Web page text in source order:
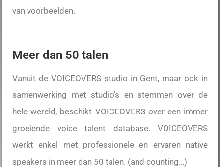
van voorbeelden.
Meer dan 50 talen
Vanuit de VOICEOVERS studio in Gent, maar ook in
samenwerking met studio’s en stemmen over de
hele wereld, beschikt VOICEOVERS over een immer
groeiende voice talent database. VOICEOVERS
werkt enkel met professionele en ervaren native
speakers in meer dan 50 talen. (and counting…)